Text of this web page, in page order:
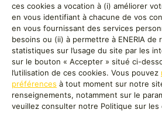
ces cookies a vocation à (i) améliorer
en vous identifiant à chacune de vos
en vous fournissant des services
besoins ou (ii) à permettre à ENERIA de
statistiques sur l’usage du site par les
sur le bouton « Accepter » situé ci-
l’utilisation de ces cookies. Vous pouvez
préférences à tout moment sur notre
renseignements, notamment sur le
veuillez consulter notre Politique sur les
BMA Energie, filiale deMonnoyeur, a
et un savoir-faire reconnus autour
énergétiques clé en main. Nous vous
pour optimiser votre mix
activité. Nos équipes service et
au quotidien l’excellence opérationnelle